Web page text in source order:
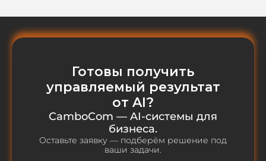
Готовы получить
управляемый результат
от AI?
CamboCom — AI-системы для
бизнеса.
Оставьте заявку — подберём решение под
ваши задачи.